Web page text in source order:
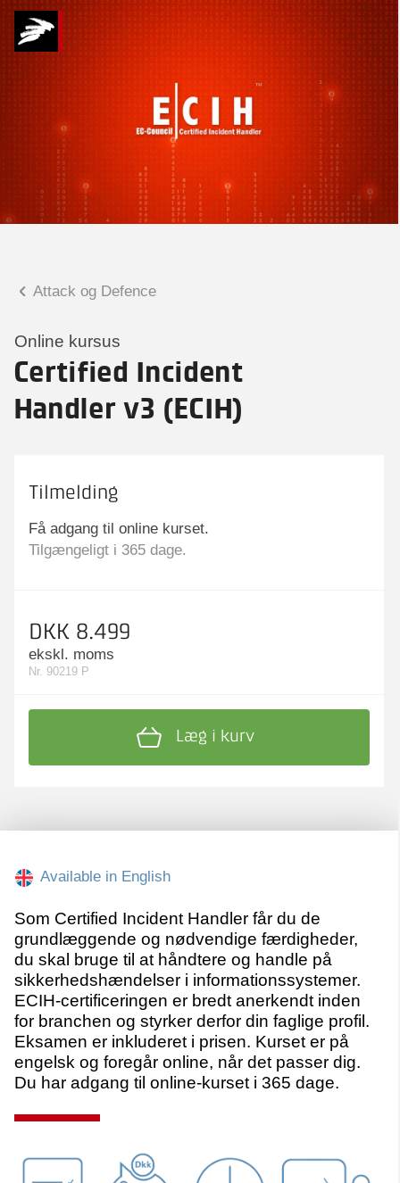
Attack og Defence
Online kursus
Certified Incident
Handler v3 (ECIH)
Tilmelding
Få adgang til online kurset.
Tilgængeligt i 365 dage.
DKK 8.499
ekskl. moms
Nr. 90219 P
Læg i kurv
Praktiske spørgsmål
Spørgsmål til tilmelding, forplejning,
afholdelsessted m.m.
Malene Kjærsgaard
Hvad kan vi hjælpe
dig med?
Available in English
Som Certified Incident Handler får du de
grundlæggende og nødvendige færdigheder,
du skal bruge til at håndtere og handle på
sikkerhedshændelser i informationssystemer.
ECIH-certificeringen er bredt anerkendt inden
for branchen og styrker derfor din faglige profil.
Eksamen er inkluderet i prisen. Kurset er på
engelsk og foregår online, når det passer dig.
Du har adgang til online-kurset i 365 dage.